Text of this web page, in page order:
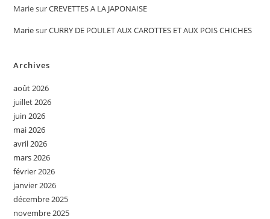
MariesurCREVETTES A LA JAPONAISE
MariesurCURRY DE POULET AUX CAROTTES ET AUX POIS CHICHES
Archives
août 2026
juillet 2026
juin 2026
mai 2026
avril 2026
mars 2026
février 2026
janvier 2026
décembre 2025
novembre 2025